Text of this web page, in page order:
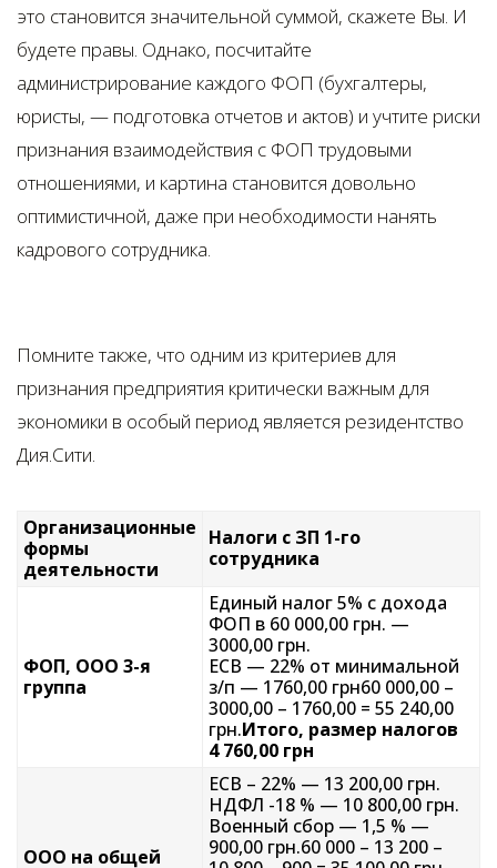
это становится значительной суммой, скажете Вы. И
будете правы. Однако, посчитайте
администрирование каждого ФОП (бухгалтеры,
юристы, — подготовка отчетов и актов) и учтите риски
признания взаимодействия с ФОП трудовыми
отношениями, и картина становится довольно
оптимистичной, даже при необходимости нанять
кадрового сотрудника.
Помните также, что одним из критериев для
признания предприятия критически важным для
экономики в особый период является резидентство
Дия.Сити.
Организационные
формы
деятельности
Налоги с ЗП 1-го
сотрудника
ФОП, ООО 3-я
группа
Единый налог 5% с дохода
ФОП в 60 000,00 грн. —
3000,00 грн.
ЕСВ — 22% от минимальной
з/п — 1760,00 грн60 000,00 –
3000,00 – 1760,00 = 55 240,00
грн.Итого, размер налогов
4 760,00 грн
ООО на общей
ЕСВ – 22% — 13 200,00 грн.
НДФЛ -18 % — 10 800,00 грн.
Военный сбор — 1,5 % —
900,00 грн.60 000 – 13 200 –